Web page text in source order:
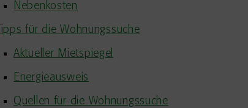
Nebenkosten
Tipps für die Wohnungssuche
Aktueller Mietspiegel
Energieausweis
Quellen für die Wohnungssuche